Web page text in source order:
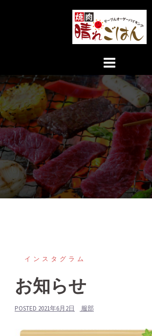
ス
キ
ッ
プ
インスタグラム
お知らせ
POSTED 2021年6月2日 服部